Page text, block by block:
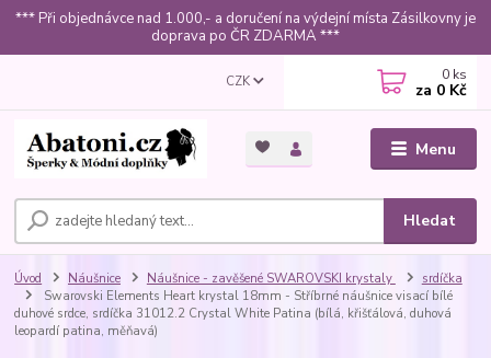
*** Při objednávce nad 1.000,- a doručení na výdejní místa Zásilkovny je
doprava po ČR ZDARMA ***
Menu
CZK
Hledat
0 ks
za 0 Kč
Úvod Náušnice Náušnice - zavěšené SWAROVSKI krystaly
srdíčka
Swarovski Elements Heart krystal 18mm - Stříbrné náušnice visací bílé
duhové srdce, srdíčka 31012.2 Crystal White Patina (bílá, křišťálová, duhová
leopardí patina, měňavá)